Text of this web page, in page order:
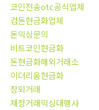
코인전송otc공식업체
검돈현금화업체
돈믹싱문의
비트코인현금화
돈현금화해외거래소
이더리움현금화
장외거래
재정거래믹싱대행사